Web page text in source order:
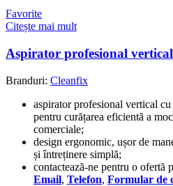
Favorite
Citește mai mult
Aspirator profesional
Branduri: Cleanfix
aspirator profesional vertical
pentru curățarea eficientă a
comerciale;
design ergonomic, ușor de
și întreținere simplă;
contactează-ne pentru o ofertă
Email, Telefon, Formular de